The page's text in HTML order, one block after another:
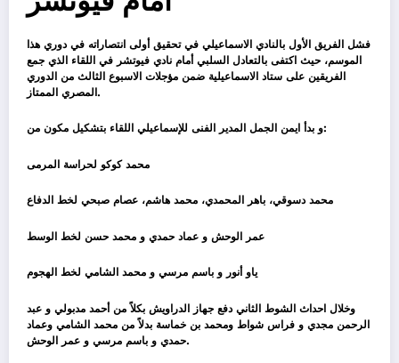
فشل الفريق الأول بالنادي الاسماعيلي في تحقيق أولى انتصاراته في دوري هذا
الموسم، حيث اكتفى بالتعادل السلبي أمام نادي فيوتشر في اللقاء الذي جمع
الفريقين على ستاد الاسماعيلية ضمن مؤجلات الاسبوع الثالث من الدوري
المصري الممتاز.
و بدأ ايمن الجمل المدير الفنى للإسماعيلي اللقاء بتشكيل مكون من:
محمد كوكو لحراسة المرمى
محمد دسوقي، باهر المحمدي، محمد هاشم، عصام صبحي لخط الدفاع
عمر الوحش و عماد حمدي و محمد حسن لخط الوسط
ياو أنور و باسم مرسي و محمد الشامي لخط الهجوم
وخلال احداث الشوط الثاني دفع جهاز الدراويش بكلاً من أحمد مدبولي و عبد
الرحمن مجدي و فراس شواط ومحمد بن خماسة بدلاً من محمد الشامي وعماد
حمدي و باسم مرسي و عمر الوحش.